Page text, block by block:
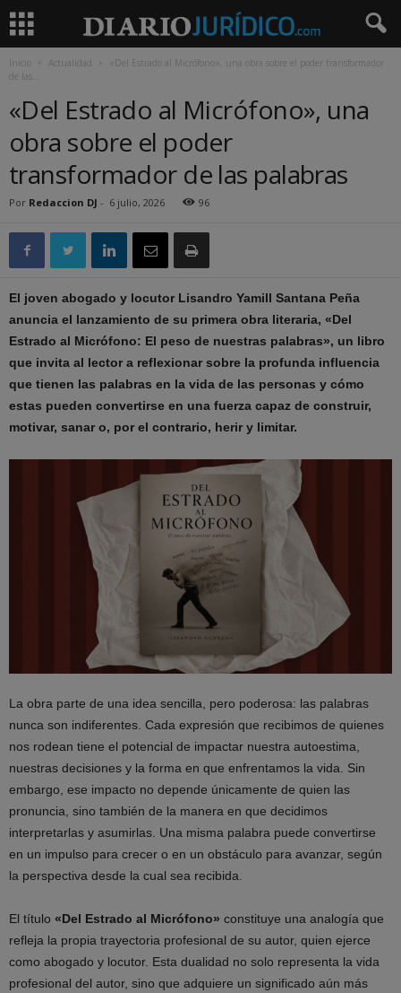
Inicio Actualidad
«Del Estrado al Micrófono», una obra sobre el poder transformador
de las...
«Del Estrado al Micrófono», una
obra sobre el poder
transformador de las palabras
Por Redaccion DJ - 6 julio, 2026 96
El joven abogado y locutor Lisandro Yamill Santana Peña
anuncia el lanzamiento de su primera obra literaria, «Del
Estrado al Micrófono: El peso de nuestras palabras», un libro
que invita al lector a reflexionar sobre la profunda influencia
que tienen las palabras en la vida de las personas y cómo
estas pueden convertirse en una fuerza capaz de construir,
motivar, sanar o, por el contrario, herir y limitar.
La obra parte de una idea sencilla, pero poderosa: las palabras
nunca son indiferentes. Cada expresión que recibimos de quienes
nos rodean tiene el potencial de impactar nuestra autoestima,
nuestras decisiones y la forma en que enfrentamos la vida. Sin
embargo, ese impacto no depende únicamente de quien las
pronuncia, sino también de la manera en que decidimos
interpretarlas y asumirlas. Una misma palabra puede convertirse
en un impulso para crecer o en un obstáculo para avanzar, según
la perspectiva desde la cual sea recibida.
El título «Del Estrado al Micrófono» constituye una analogía que
refleja la propia trayectoria profesional de su autor, quien ejerce
como abogado y locutor. Esta dualidad no solo representa la vida
profesional del autor, sino que adquiere un significado aún más